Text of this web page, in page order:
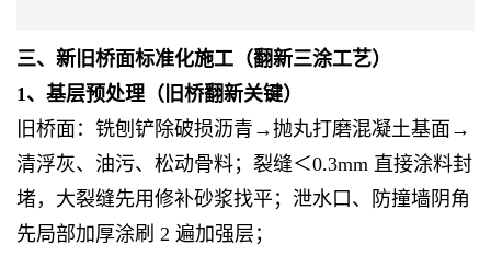
三、新旧桥面标准化施工（翻新三涂工艺）
1、基层预处理（旧桥翻新关键）
旧桥面：铣刨铲除破损沥青→抛丸打磨混凝土基面→
清浮灰、油污、松动骨料；裂缝＜0.3mm 直接涂料封
堵，大裂缝先用修补砂浆找平；泄水口、防撞墙阴角
先局部加厚涂刷 2 遍加强层；